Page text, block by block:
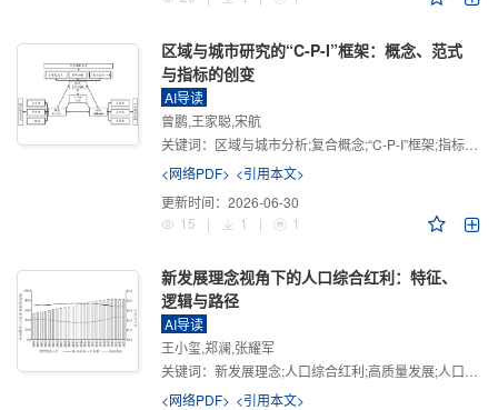
区域与城市研究的“C-P-I”框架：概念、范式
与指标的创变
AI导读
曾鹏,王家聪,宋航
关键词： 区域与城市分析;复合概念;“C-P-I”框架;指标体系
<网络PDF> <引用本文>
更新时间： 2026-06-30
15
| 1 | 1
新发展理念视角下的人口综合红利：特征、
逻辑与路径
AI导读
王小玺,郑澜,张耀军
关键词： 新发展理念;人口综合红利;高质量发展;人口政策;中国式现代化
<网络PDF> <引用本文>